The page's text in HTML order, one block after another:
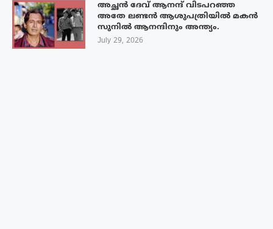
അച്ഛൻ ദേവ് ആനന്ദ് വിടപറഞ്ഞ
അതേ ലണ്ടൻ ആശുപത്രിയിൽ മകൻ
സുനിൽ ആനന്ദിനും അന്ത്യം.
July 29, 2026